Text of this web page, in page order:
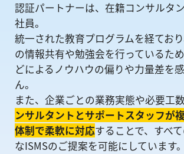
認証パートナーは、在籍コンサルタ
社員。
統一された教育プログラムを経てお
の情報共有や勉強会を⾏っているた
どによるノウハウの偏りや⼒量差を
ん。
また、企業ごとの業務実態や必要工
ンサルタントとサポートスタッフが
体制で柔軟に対応することで、すべ
なISMSのご提案を可能にしています。